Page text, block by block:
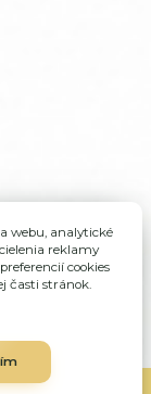
webu, analytické
reklamy
cookies
časti stránok.